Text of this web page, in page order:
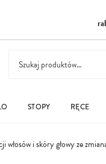
STOPY RĘCE
i skóry głowy ze